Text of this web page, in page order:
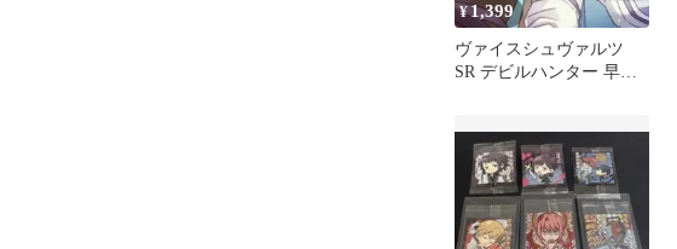
¥1,399
ヴァイスシュヴァルツ
SR デビルハンター 早川